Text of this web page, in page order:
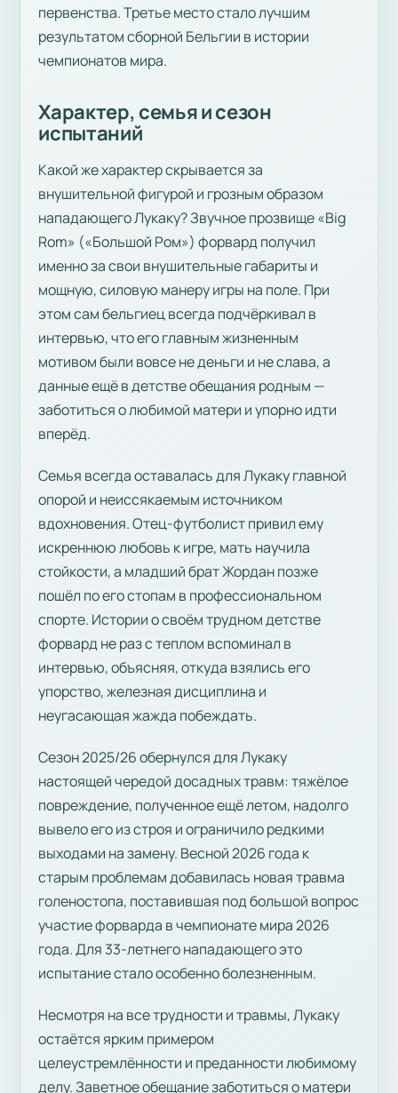
первенства. Третье место стало лучшим
результатом сборной Бельгии в истории
чемпионатов мира.
Характер, семья и сезон
испытаний
Какой же характер скрывается за
внушительной фигурой и грозным образом
нападающего Лукаку? Звучное прозвище «Big
Rom» («Большой Ром») форвард получил
именно за свои внушительные габариты и
мощную, силовую манеру игры на поле. При
этом сам бельгиец всегда подчёркивал в
интервью, что его главным жизненным
мотивом были вовсе не деньги и не слава, а
данные ещё в детстве обещания родным —
заботиться о любимой матери и упорно идти
вперёд.
Семья всегда оставалась для Лукаку главной
опорой и неиссякаемым источником
вдохновения. Отец-футболист привил ему
искреннюю любовь к игре, мать научила
стойкости, а младший брат Жордан позже
пошёл по его стопам в профессиональном
спорте. Истории о своём трудном детстве
форвард не раз с теплом вспоминал в
интервью, объясняя, откуда взялись его
упорство, железная дисциплина и
неугасающая жажда побеждать.
Сезон 2025/26 обернулся для Лукаку
настоящей чередой досадных травм: тяжёлое
повреждение, полученное ещё летом, надолго
вывело его из строя и ограничило редкими
выходами на замену. Весной 2026 года к
старым проблемам добавилась новая травма
голеностопа, поставившая под большой вопрос
участие форварда в чемпионате мира 2026
года. Для 33-летнего нападающего это
испытание стало особенно болезненным.
Несмотря на все трудности и травмы, Лукаку
остаётся ярким примером
целеустремлённости и преданности любимому
делу. Заветное обещание заботиться о матери